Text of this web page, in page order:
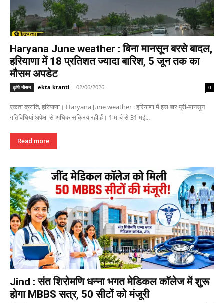
Haryana June weather : बिना मानसून बरसे बादल,
हरियाणा में 18 प्रतिशत ज्यादा बारिश, 5 जून तक का
मौसम अपडेट
कृषि मौसम ekta kranti - 02/06/2026 0
एकता क्रांति, हरियाणा। Haryana June weather : हरियाणा में इस बार प्री-मानसून
गतिविधियां अपेक्षा से अधिक सक्रिय रही हैं। 1 मार्च से 31 मई...
Read more
Jind : संत शिरोमणि धन्ना भगत मेडिकल कॉलेज में शुरू
होगा MBBS सत्र, 50 सीटों को मंजूरी